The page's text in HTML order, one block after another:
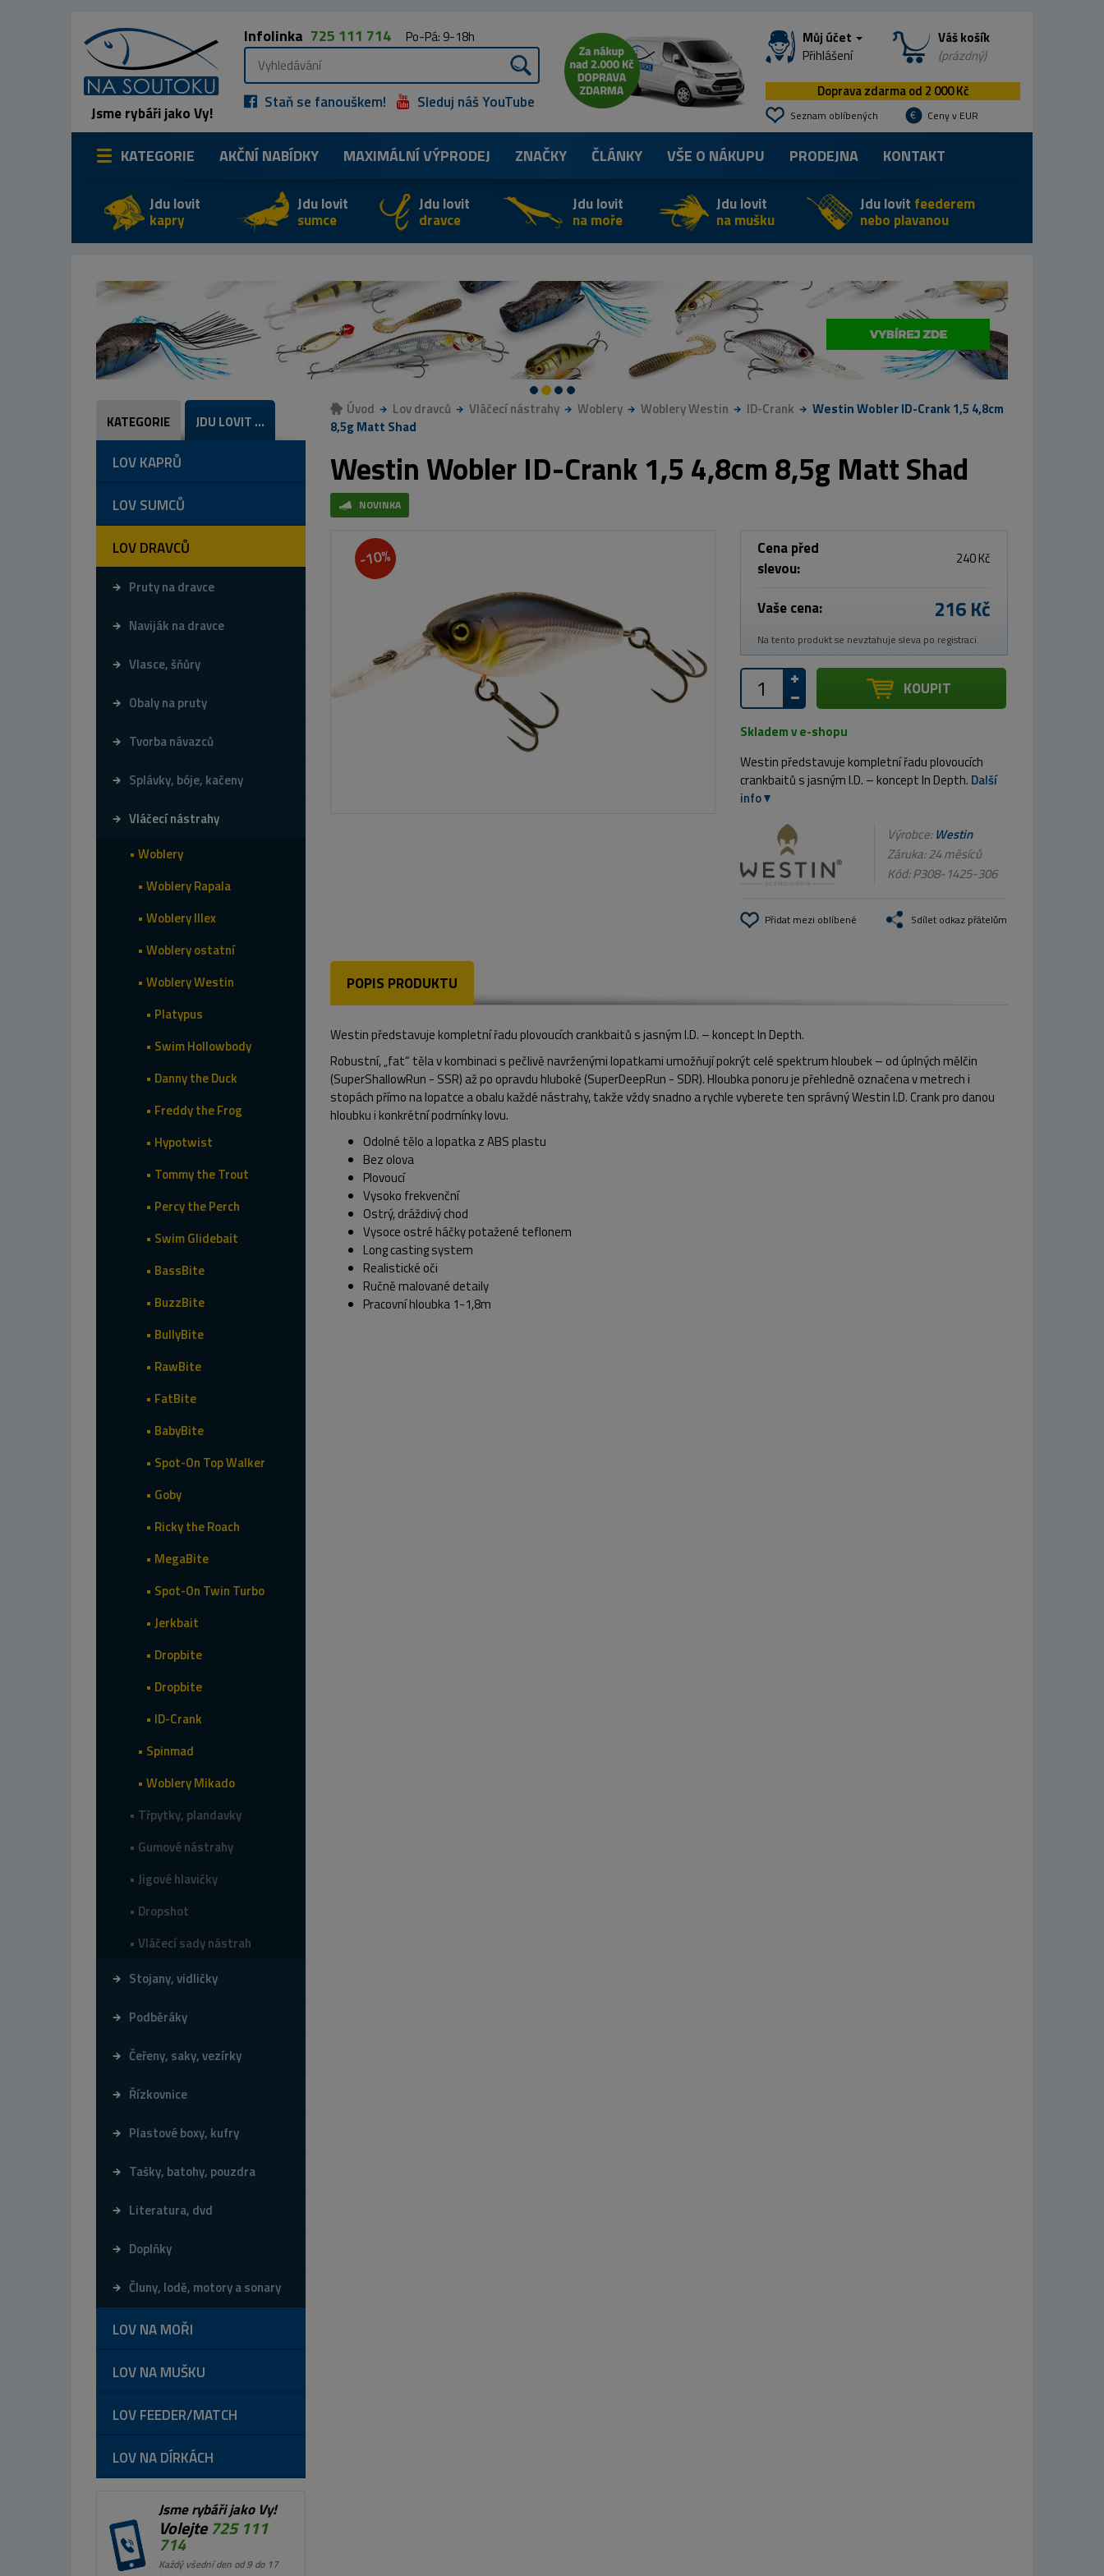
Jsme rybáři jako Vy!
Infolinka 725 111 714 Po-Pá: 9-18h
Staň se fanouškem! Sleduj náš YouTube
Můj účet
Přihlášení
Váš košík
(prázdný)
Doprava zdarma od 2 000 Kč
Seznam oblíbených Ceny v EUR
KATEGORIE AKČNÍ NABÍDKY MAXIMÁLNÍVÝPRODEJ ZNAČKY ČLÁNKY VŠE O NÁKUPU PRODEJNA KONTAKT
Jdu lovit
kapry
Jdu lovit
sumce
Jdu lovit
dravce
Jdu lovit
na moře
Jdu lovit
na mušku
Jdu lovit feederem
nebo plavanou
KATEGORIE JDU LOVIT ...
LOV KAPRŮ
LOV SUMCŮ
LOV DRAVCŮ
Pruty na dravce
Naviják na dravce
Vlasce, šňůry
Obaly na pruty
Tvorba návazců
Splávky, bóje, kačeny
Vláčecí nástrahy
Woblery
Woblery Rapala
Woblery Illex
Woblery ostatní
Woblery Westin
Platypus
Swim Hollowbody
Danny the Duck
Freddy the Frog
Hypotwist
Tommy the Trout
Percy the Perch
Swim Glidebait
BassBite
BuzzBite
BullyBite
RawBite
FatBite
BabyBite
Spot-On Top Walker
Goby
Ricky the Roach
MegaBite
Spot-On Twin Turbo
Jerkbait
Dropbite
Dropbite
ID-Crank
Spinmad
Woblery Mikado
Třpytky, plandavky
Gumové nástrahy
Jigové hlavičky
Dropshot
Vláčecí sady nástrah
Stojany, vidličky
Podběráky
Čeřeny, saky, vezírky
Řízkovnice
Plastové boxy, kufry
Tašky, batohy, pouzdra
Literatura, dvd
Doplňky
Čluny, lodě, motory a sonary
LOV NA MOŘI
LOV NA MUŠKU
LOV FEEDER/MATCH
LOV NA DÍRKÁCH
Jsme rybáři jako Vy!
Volejte725 111
714
Každý všední den od 9 do 17
Úvod Lov dravců Vláčecí nástrahy Woblery Woblery Westin ID-Crank
Westin Wobler ID-Crank 1,5 4,8cm
8,5g Matt Shad
Westin Wobler ID-Crank 1,5 4,8cm 8,5g Matt Shad
NOVINKA
-10%
Cena před
slevou:
240 Kč
Vaše cena: 216 Kč
Na tento produkt se nevztahuje sleva po registraci.
KOUPIT
Skladem v e-shopu
Westin představuje kompletní řadu plovoucích
crankbaitů s jasným I.D. – koncept In Depth. Další
info
Výrobce:Westin
Záruka: 24 měsíců
Kód:P308-1425-306
Přidat mezi oblíbené Sdílet odkaz přátelům
POPIS PRODUKTU
Westin představuje kompletní řadu plovoucích crankbaitů s jasným I.D. – koncept In Depth.
Robustní, „fat“ těla v kombinaci s pečlivě navrženými lopatkami umožňují pokrýt celé spektrum hloubek – od úplných mělčin
(SuperShallowRun - SSR) až po opravdu hluboké (SuperDeepRun - SDR). Hloubka ponoru je přehledně označena v metrech i
stopách přímo na lopatce a obalu každé nástrahy, takže vždy snadno a rychle vyberete ten správný Westin I.D. Crank pro danou
hloubku i konkrétní podmínky lovu.
Odolné tělo a lopatka z ABS plastu
Bez olova
Plovoucí
Vysoko frekvenční
Ostrý, dráždivý chod
Vysoce ostré háčky potažené teflonem
Long casting system
Realistické oči
Ručně malované detaily
Pracovní hloubka 1-1,8m